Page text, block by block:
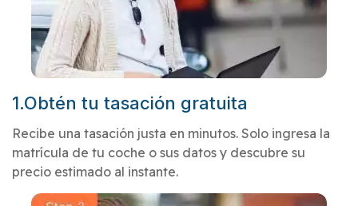
1.Obtén tu tasación gratuita
Recibe una tasación justa en minutos. Solo ingresa la
matrícula de tu coche o sus datos y descubre su
precio estimado al instante.